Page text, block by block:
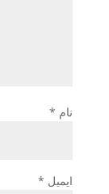
نام *
ایمیل *